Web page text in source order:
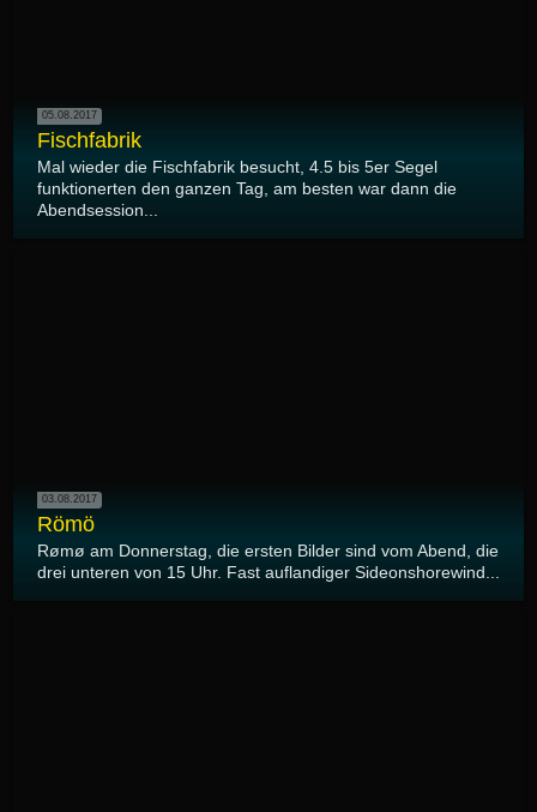
05.08.2017
Fischfabrik
Mal wieder die Fischfabrik besucht, 4.5 bis 5er Segel
funktionerten den ganzen Tag, am besten war dann die
Abendsession...
03.08.2017
Römö
Rømø am Donnerstag, die ersten Bilder sind vom Abend, die
drei unteren von 15 Uhr. Fast auflandiger Sideonshorewind...